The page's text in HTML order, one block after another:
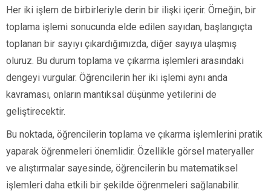
Her iki işlem de birbirleriyle derin bir ilişki içerir. Örneğin, bir
toplama işlemi sonucunda elde edilen sayıdan, başlangıçta
toplanan bir sayıyı çıkardığımızda, diğer sayıya ulaşmış
oluruz. Bu durum toplama ve çıkarma işlemleri arasındaki
dengeyi vurgular. Öğrencilerin her iki işlemi aynı anda
kavraması, onların mantıksal düşünme yetilerini de
geliştirecektir.
Bu noktada, öğrencilerin toplama ve çıkarma işlemlerini pratik
yaparak öğrenmeleri önemlidir. Özellikle görsel materyaller
ve alıştırmalar sayesinde, öğrencilerin bu matematiksel
işlemleri daha etkili bir şekilde öğrenmeleri sağlanabilir.